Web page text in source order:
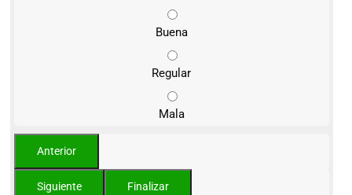
Buena
Regular
Mala